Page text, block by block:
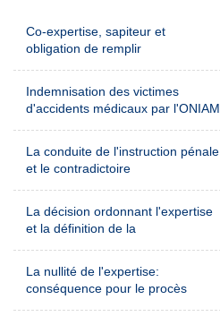
Co-expertise, sapiteur et
obligation de remplir
Indemnisation des victimes
d'accidents médicaux par l'ONIAM
La conduite de l'instruction pénale
et le contradictoire
La décision ordonnant l'expertise
et la définition de la
La nullité de l'expertise:
conséquence pour le procès